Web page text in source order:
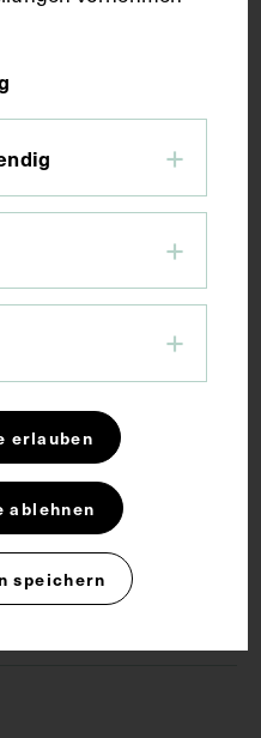
x 49,4 cm
Fotoalbum
erlauben
ablehnen
speichern